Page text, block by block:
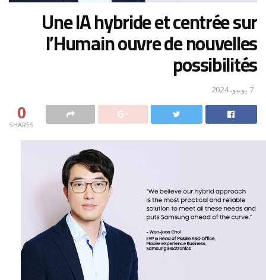
Une IA hybride et centrée sur
l’Humain ouvre de nouvelles
possibilités
7 يونيو، 2024
0
SHARES